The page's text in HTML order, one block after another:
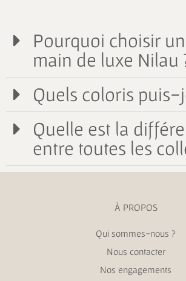
Pourquoi choisir
main de luxe Nilau
Quels coloris puis-
Quelle est la
entre toutes les
À PROPOS
Qui sommes-nous ?
Nous contacter
Nos engagements